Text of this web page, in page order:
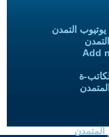
التمدن
Add
ة
المتمدن